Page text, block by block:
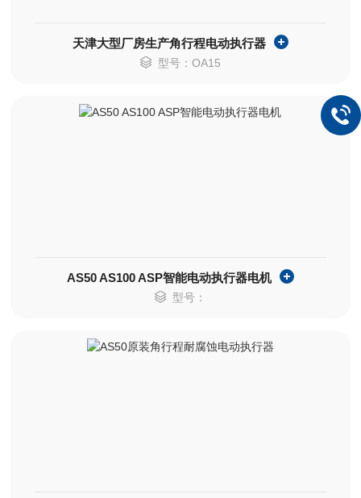
天津大型厂房生产角行程电动执行器
型号：OA15
AS50 AS100 ASP智能电动执行器电机
型号：